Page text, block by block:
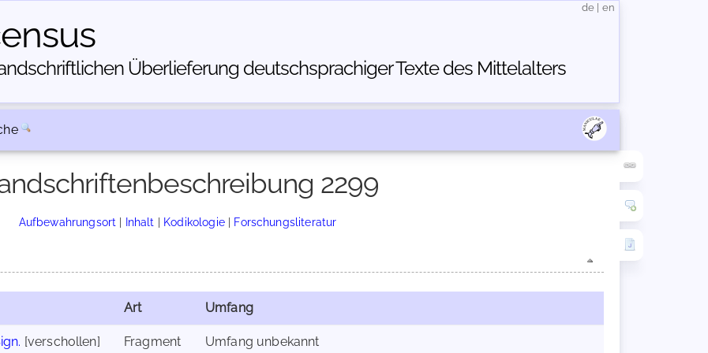
Über­lieferung deutschsprachiger Texte des Mittelalters
de en
2299
Aufbewahrungsort | Inhalt | Kodikologie| Forschungsliteratur
Art Umfang
[verschollen] Fragment Umfang unbekannt